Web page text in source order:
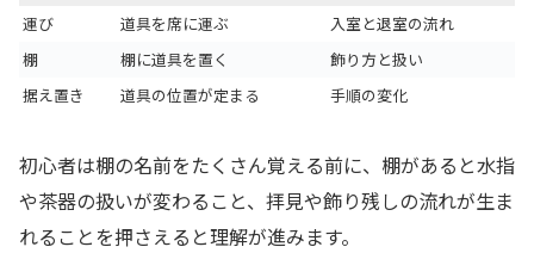
運び
道具を席に運ぶ
入室と退室の流れ
棚
棚に道具を置く
飾り方と扱い
据え置き
道具の位置が定まる 手順の変化
初心者は棚の名前をたくさん覚える前に、棚があると水指
や茶器の扱いが変わること、拝見や飾り残しの流れが生ま
れることを押さえると理解が進みます。